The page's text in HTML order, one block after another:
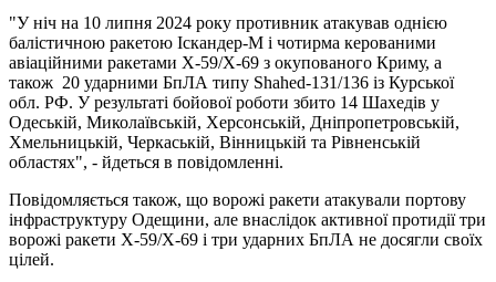
"У ніч на 10 липня 2024 року противник атакував однією
балістичною ракетою Іскандер-М і чотирма керованими
авіаційними ракетами Х-59/Х-69 з окупованого Криму, а
також 20 ударними БпЛА типу Shahed-131/136 із Курської
обл. РФ. У результаті бойової роботи збито 14 Шахедів у
Одеській, Миколаївській, Херсонській, Дніпропетровській,
Хмельницькій, Черкаській, Вінницькій та Рівненській
областях", - йдеться в повідомленні.
Повідомляється також, що ворожі ракети атакували портову
інфраструктуру Одещини, але внаслідок активної протидії три
ворожі ракети Х-59/Х-69 і три ударних БпЛА не досягли своїх
цілей.